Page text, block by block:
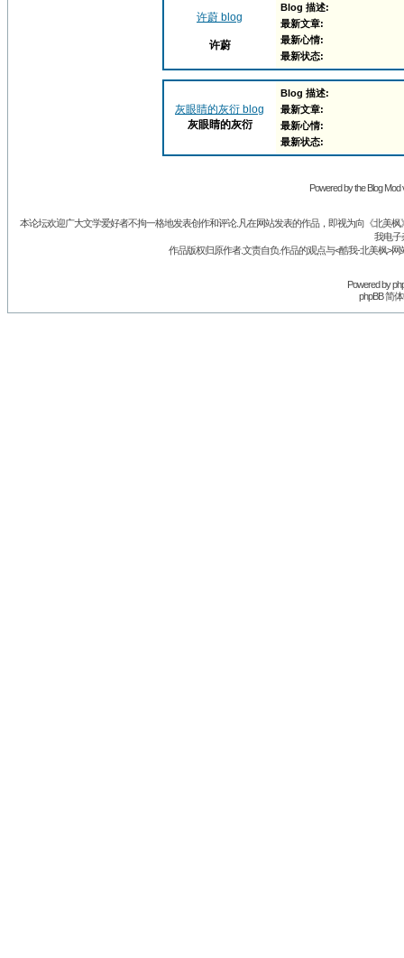
许蔚 blog
许蔚
Blog 描述:
最新文章:
最新心情:
最新状态:
灰眼睛的灰衍 blog
灰眼睛的灰衍
Blog 描述:
最新文章:
最新心情:
最新状态:
Powered by the Blog
本论坛欢迎广大文学爱好者不拘一格地发表创作和评论.凡在网站发表的作品，即视为向《北美
我电子
作品版权归原作者.文责自负.作品的观点与<酷我-北美枫>
Powered by
phpBB 简